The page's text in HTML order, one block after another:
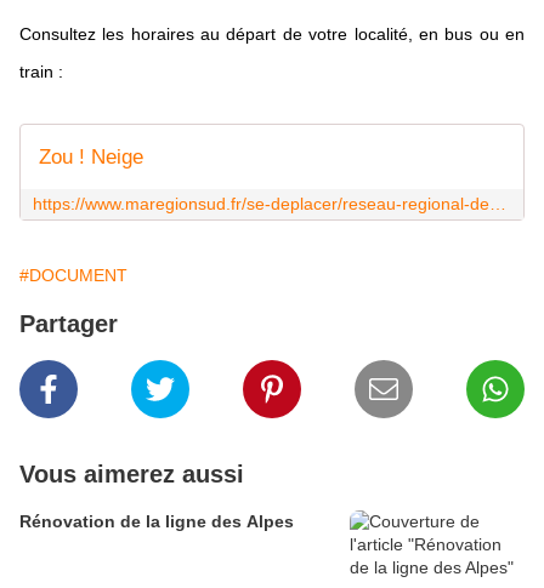
Consultez les horaires au départ de votre localité, en bus ou en
train :
Zou ! Neige
#DOCUMENT
Partager
Vous aimerez aussi
Rénovation de la ligne des Alpes